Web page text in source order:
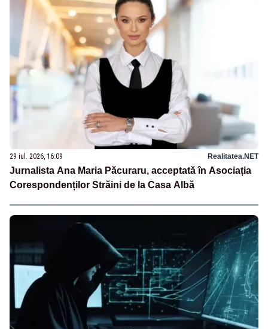
29 iul. 2026, 16:09 Realitatea.NET
Jurnalista Ana Maria Păcuraru, acceptată în Asociația
Corespondenților Străini de la Casa Albă